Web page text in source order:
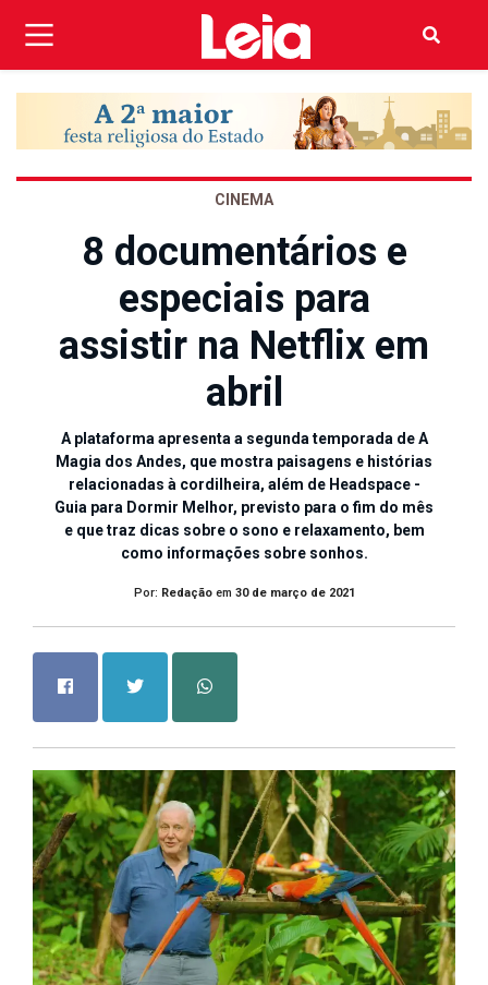
CINEMA
8 documentários e
especiais para
assistir na Netflix em
abril
A plataforma apresenta a segunda temporada de A
Magia dos Andes, que mostra paisagens e histórias
relacionadas à cordilheira, além de Headspace -
Guia para Dormir Melhor, previsto para o fim do mês
e que traz dicas sobre o sono e relaxamento, bem
como informações sobre sonhos.
Por: Redaçãoem 30 de março de 2021